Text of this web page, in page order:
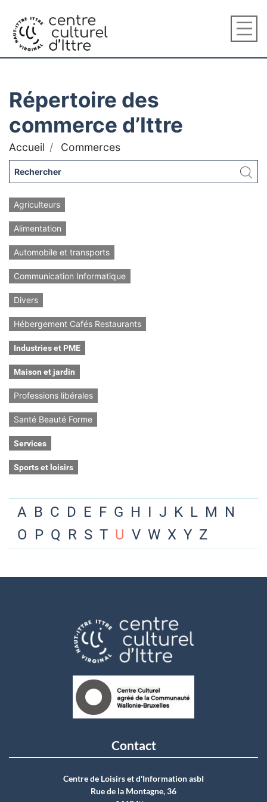
Répertoire des
commerce d’Ittre
Accueil Commerces
Agriculteurs
Alimentation
Automobile et transports
Communication Informatique
Divers
Hébergement Cafés Restaurants
Industries et PME
Maison et jardin
Professions libérales
Santé Beauté Forme
Services
Sports et loisirs
A B C D E F G H I J K L M N
O P Q R S T U V W X Y Z
Contact
Centre de Loisirs et d'Information asbI
Rue de la Montagne, 36